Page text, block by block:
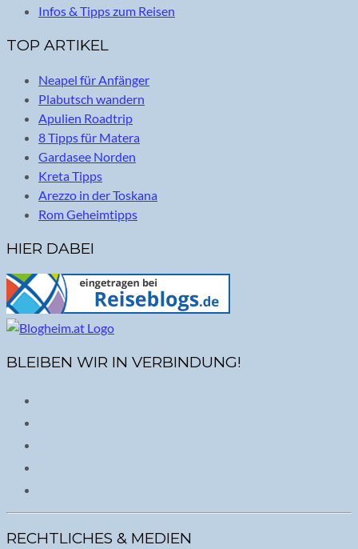
Infos & Tipps zum Reisen
TOP ARTIKEL
Neapel für Anfänger
Plabutsch wandern
Apulien Roadtrip
8 Tipps für Matera
Gardasee Norden
Kreta Tipps
Arezzo in der Toskana
Rom Geheimtipps
HIER DABEI
BLEIBEN WIR IN VERBINDUNG!
RECHTLICHES & MEDIEN